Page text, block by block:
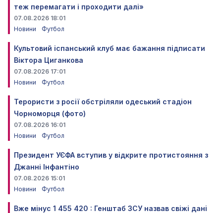
теж перемагати і проходити далі»
07.08.2026 18:01
Новини
Футбол
Культовий іспанський клуб має бажання підписати
Віктора Циганкова
07.08.2026 17:01
Новини
Футбол
Терористи з росії обстріляли одеський стадіон
Чорноморця (фото)
07.08.2026 16:01
Новини
Футбол
Президент УЄФА вступив у відкрите протистояння з
Джанні Інфантіно
07.08.2026 15:01
Новини
Футбол
Вже мінус 1 455 420 : Генштаб ЗСУ назвав свіжі дані